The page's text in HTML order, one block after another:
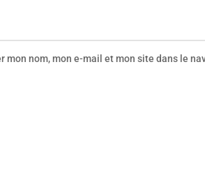
mon nom, mon e-mail et mon site dans le